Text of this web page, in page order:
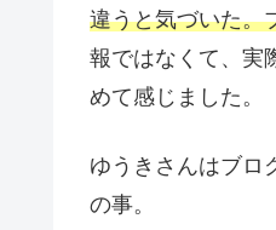
違うと気づいた。
報ではなくて、実
めて感じました。
ゆうきさんはブロ
の事。